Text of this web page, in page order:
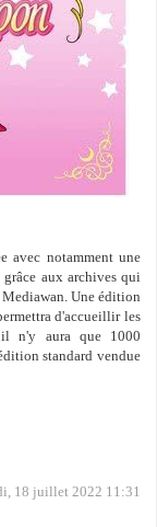
avec notamment une
aux archives qui
Une édition
d'accueillir les
il n'y aura que 1000
standard vendue
18 juillet 2022 11:31